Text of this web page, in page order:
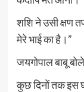
शशि ने उसी क्षण
मेरे भाई का है।”
जयगोपाल बाबू
कुछ दिनों तक इस